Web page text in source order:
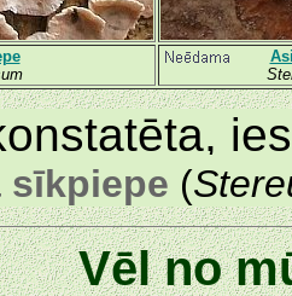
sīkpiepe (
Vēl no